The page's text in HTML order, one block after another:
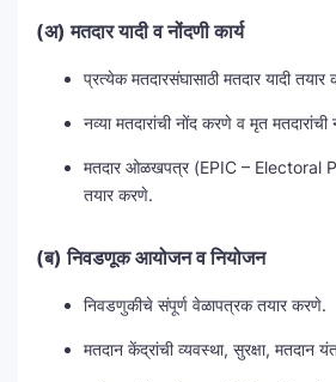
(अ) मतदार यादी व नोंदणी कार्य
प्रत्येक मतदारसंघासाठी मतदार यादी
नव्या मतदारांची नोंद करणे व मृत
मतदार ओळखपत्र (EPIC – Electoral
तयार करणे.
(ब) निवडणूक आयोजन व नियोजन
निवडणुकीचे संपूर्ण वेळापत्रक तयार करणे.
मतदान केंद्रांची व्यवस्था, सुरक्षा, मतदान